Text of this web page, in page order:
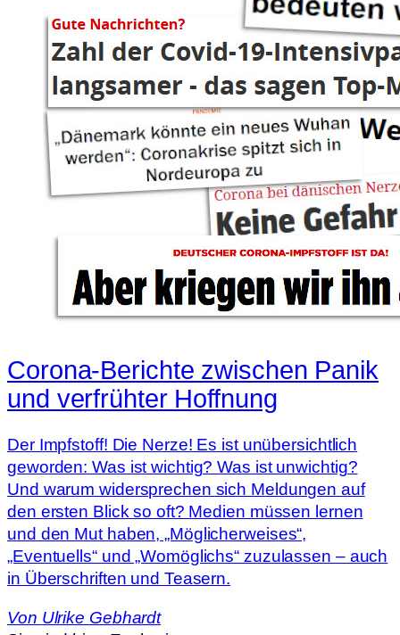
Corona-Berichte zwischen Panik
und verfrühter Hoffnung
Der Impfstoff! Die Nerze! Es ist unübersichtlich
geworden: Was ist wichtig? Was ist unwichtig?
Und warum widersprechen sich Meldungen auf
den ersten Blick so oft? Medien müssen lernen
und den Mut haben, „Möglicherweises“,
„Eventuells“ und „Womöglichs“ zuzulassen – auch
in Überschriften und Teasern.
Von Ulrike Gebhardt